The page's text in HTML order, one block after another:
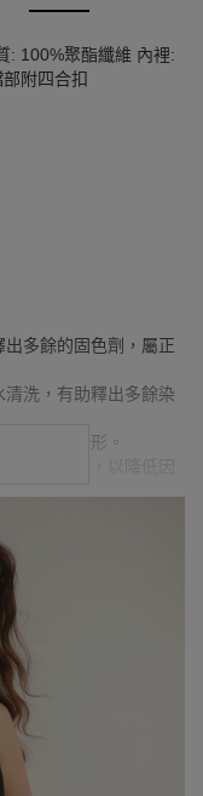
: 100%聚酯纖維 內裡:
附四合扣
多餘的固色劑，屬正
洗，有助釋出多餘染
生移染情形。
一同使用，以降低因
色會因個人電腦螢幕